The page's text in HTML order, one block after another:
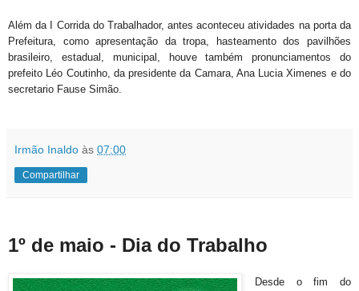
Além da I Corrida do Trabalhador, antes aconteceu atividades na porta da
Prefeitura, como apresentação da tropa, hasteamento dos pavilhões
brasileiro, estadual, municipal, houve também pronunciamentos do
prefeito Léo Coutinho, da presidente da Camara, Ana Lucia Ximenes e do
secretario Fause Simão.
Irmão Inaldo às 07:00
Compartilhar
1º de maio - Dia do Trabalho
Desde o fim do